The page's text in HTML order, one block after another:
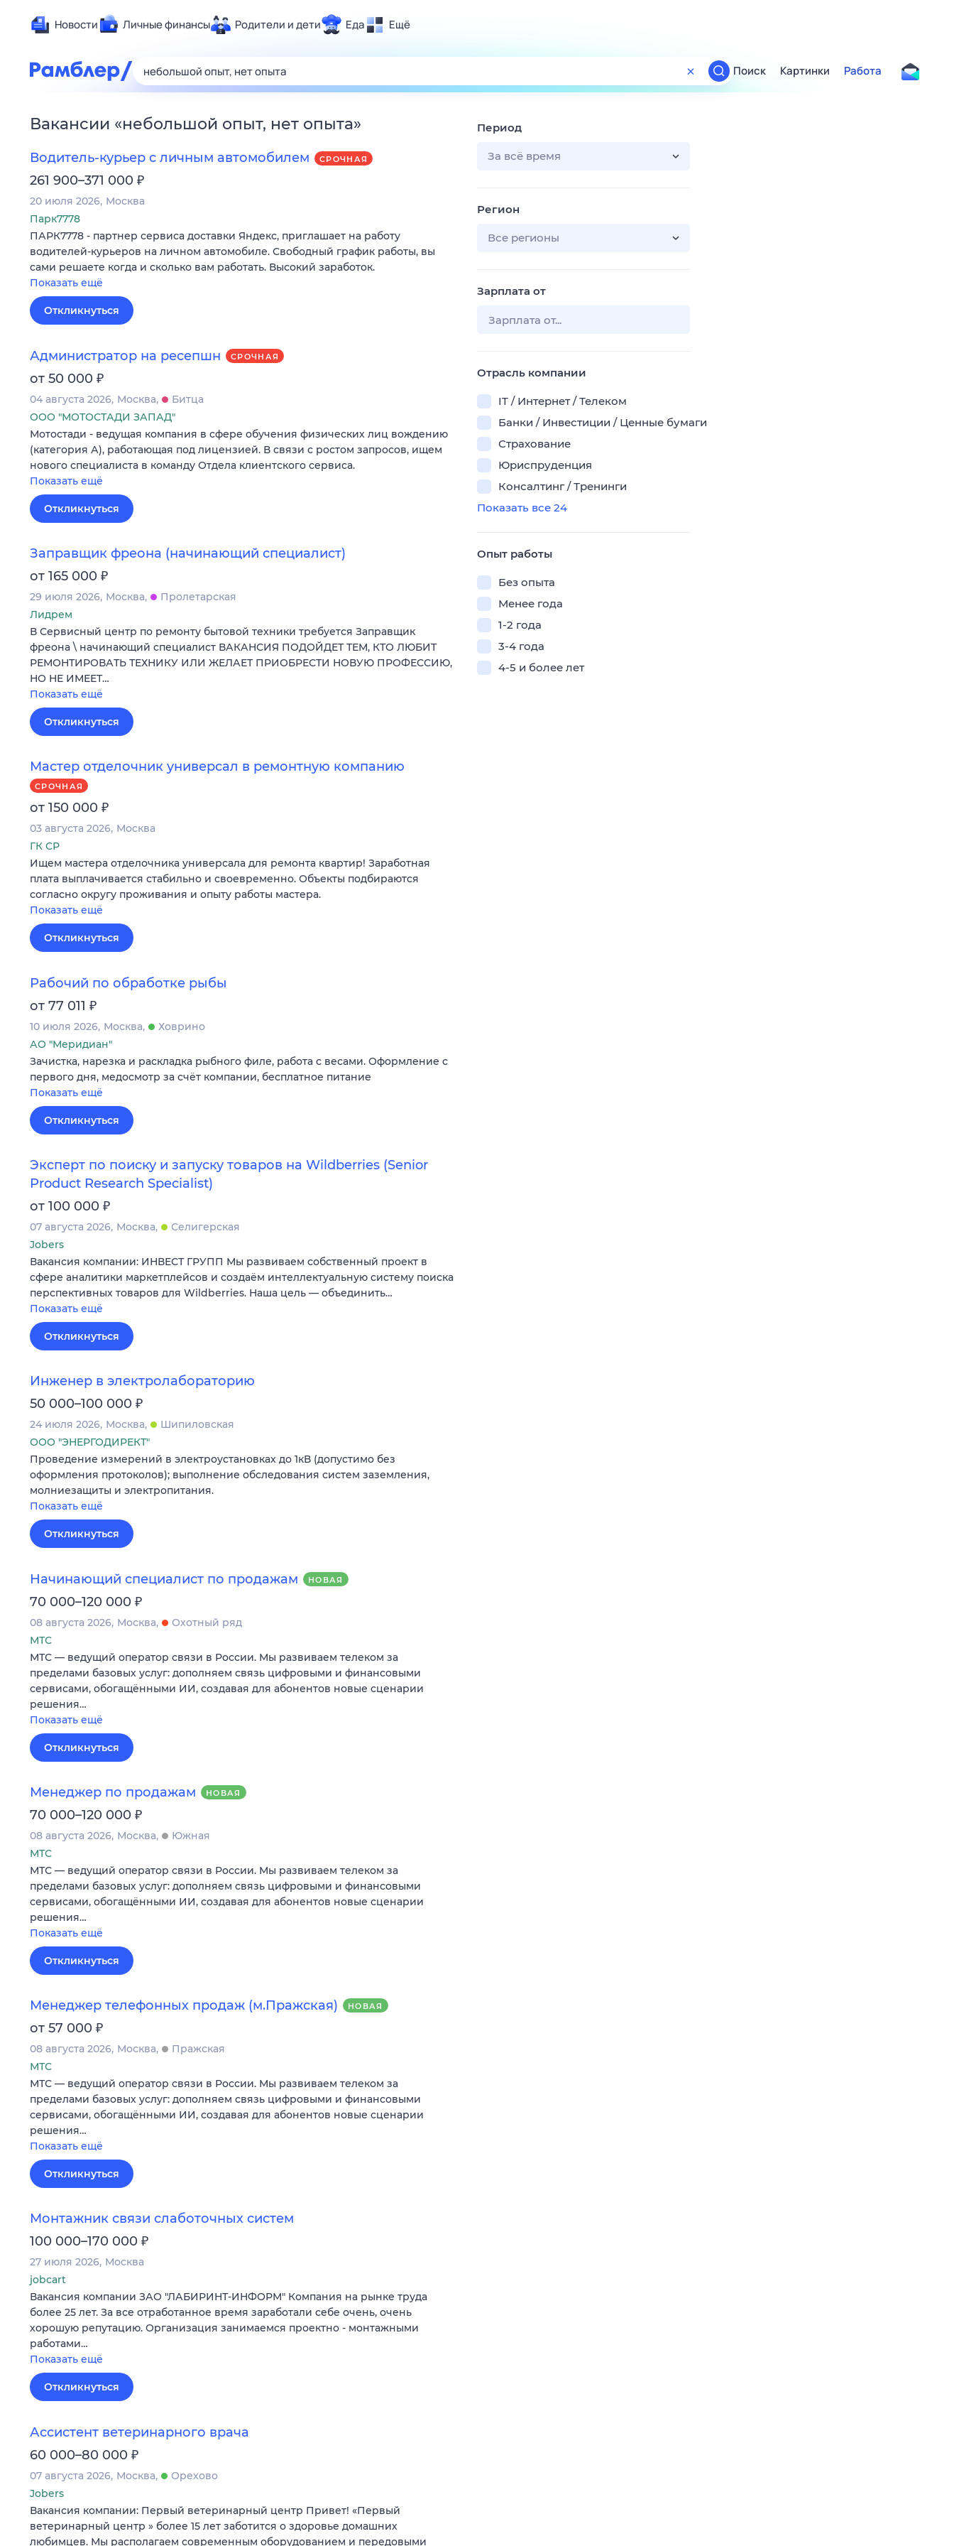
Новости Личные финансы Родители и дети Еда Ещё
Здоровье
Развлечения и отдых
Спорт
Карьера
Сберегаем вместе
Гороскопы
Поиск
ТВ-программа
Поиск Картинки Работа
Вакансии «небольшой опыт, нет опыта»
Водитель-курьер с личным автомобилем СРОЧНАЯ
261 900–371 000 ₽
20 июля 2026 Москва
Парк7778
ПАРК7778 - партнер сервиса доставки Яндекс, приглашает на работу
водителей-курьеров на личном автомобиле. Свободный график работы, вы
сами решаете когда и сколько вам работать. Высокий заработок.
Показать ещё
Откликнуться
Администратор на ресепшн СРОЧНАЯ
от 50 000 ₽
04 августа 2026 Москва
Битца
ООО "МОТОСТАДИ ЗАПАД"
Мотостади - ведущая компания в сфере обучения физических лиц вождению
(категория А), работающая под лицензией. В связи с ростом запросов, ищем
нового специалиста в команду Отдела клиентского сервиса.
Показать ещё
Откликнуться
Заправщик фреона (начинающий специалист)
от 165 000 ₽
29 июля 2026 Москва
Пролетарская
Лидрем
В Сервисный центр по ремонту бытовой техники требуется Заправщик
фреона \ начинающий специалист ВАКАНСИЯ ПОДОЙДЕТ ТЕМ, КТО ЛЮБИТ
РЕМОНТИРОВАТЬ ТЕХНИКУ ИЛИ ЖЕЛАЕТ ПРИОБРЕСТИ НОВУЮ ПРОФЕССИЮ,
НО НЕ ИМЕЕТ…
Показать ещё
Откликнуться
Мастер отделочник универсал в ремонтную компанию
СРОЧНАЯ
от 150 000 ₽
03 августа 2026 Москва
ГК СР
Ищем мастера отделочника универсала для ремонта квартир! Заработная
плата выплачивается стабильно и своевременно. Объекты подбираются
согласно округу проживания и опыту работы мастера.
Показать ещё
Откликнуться
Рабочий по обработке рыбы
от 77 011 ₽
10 июля 2026 Москва
Ховрино
АО "Меридиан"
Зачистка, нарезка и раскладка рыбного филе, работа с весами. Оформление c
первого дня, медосмотр за счёт компании, бесплатное питание
Показать ещё
Откликнуться
Эксперт по поиску и запуску товаров на Wildberries (Senior
Product Research Specialist)
от 100 000 ₽
07 августа 2026 Москва
Селигерская
Jobers
Вакансия компании: ИНВЕСТ ГРУПП Мы развиваем собственный проект в
сфере аналитики маркетплейсов и создаём интеллектуальную систему поиска
перспективных товаров для Wildberries. Наша цель — объединить…
Показать ещё
Откликнуться
Инженер в электролабораторию
50 000–100 000 ₽
24 июля 2026 Москва
Шипиловская
ООО "ЭНЕРГОДИРЕКТ"
Проведение измерений в электроустановках до 1кВ (допустимо без
оформления протоколов); выполнение обследования систем заземления,
молниезащиты и электропитания.
Показать ещё
Откликнуться
Начинающий специалист по продажам НОВАЯ
70 000–120 000 ₽
08 августа 2026 Москва
Охотный ряд
МТС
МТС — ведущий оператор связи в России. Мы развиваем телеком за
пределами базовых услуг: дополняем связь цифровыми и финансовыми
сервисами, обогащёнными ИИ, создавая для абонентов новые сценарии
решения…
Показать ещё
Откликнуться
Менеджер по продажам НОВАЯ
70 000–120 000 ₽
08 августа 2026 Москва
Южная
МТС
МТС — ведущий оператор связи в России. Мы развиваем телеком за
пределами базовых услуг: дополняем связь цифровыми и финансовыми
сервисами, обогащёнными ИИ, создавая для абонентов новые сценарии
решения…
Показать ещё
Откликнуться
Менеджер телефонных продаж (м.Пражская) НОВАЯ
от 57 000 ₽
08 августа 2026 Москва
Пражская
МТС
МТС — ведущий оператор связи в России. Мы развиваем телеком за
пределами базовых услуг: дополняем связь цифровыми и финансовыми
сервисами, обогащёнными ИИ, создавая для абонентов новые сценарии
решения…
Показать ещё
Откликнуться
Монтажник связи слаботочных систем
100 000–170 000 ₽
27 июля 2026 Москва
jobcart
Вакансия компании ЗАО "ЛАБИРИНТ-ИНФОРМ" Компания на рынке труда
более 25 лет. За все отработанное время заработали себе очень, очень
хорошую репутацию. Организация занимаемся проектно - монтажными
работами…
Показать ещё
Откликнуться
Ассистент ветеринарного врача
60 000–80 000 ₽
07 августа 2026 Москва
Орехово
Jobers
Вакансия компании: Первый ветеринарный центр Привет! «Первый
ветеринарный центр » более 15 лет заботится о здоровье домашних
любимцев. Мы располагаем современным оборудованием и передовыми
Период
За всё время
Регион
Все регионы
Зарплата от
Отрасль компании
IT / Интернет / Телеком
Банки / Инвестиции / Ценные бумаги
Страхование
Юриспруденция
Консалтинг / Тренинги
Показать все 24
Опыт работы
Без опыта
Менее года
1-2 года
3-4 года
4-5 и более лет